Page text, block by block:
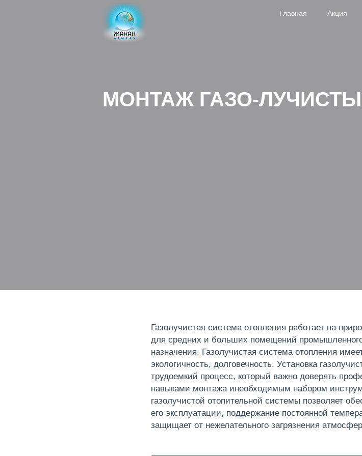
Главная Акция
МОНТАЖ ГАЗО-
Газолучистая система отопления работает на
для средних и больших помещений
назначения. Газолучистая система отопления
экологичность, долговечность. Установка
трудоемкий процесс, который важно доверять
навыками монтажа инеобходимым набором
газолучистой отопительной системы позволяет
его эксплуатации, поддержание постоянной
защищает от нежелательного загрязнения